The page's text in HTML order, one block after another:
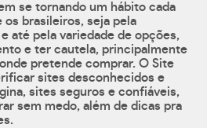
se tornando um hábito cada
brasileiros, seja pela
até pela variedade de opções,
e ter cautela, principalmente
pretende comprar. O Site
sites desconhecidos e
sites seguros e confiáveis,
sem medo, além de dicas pra